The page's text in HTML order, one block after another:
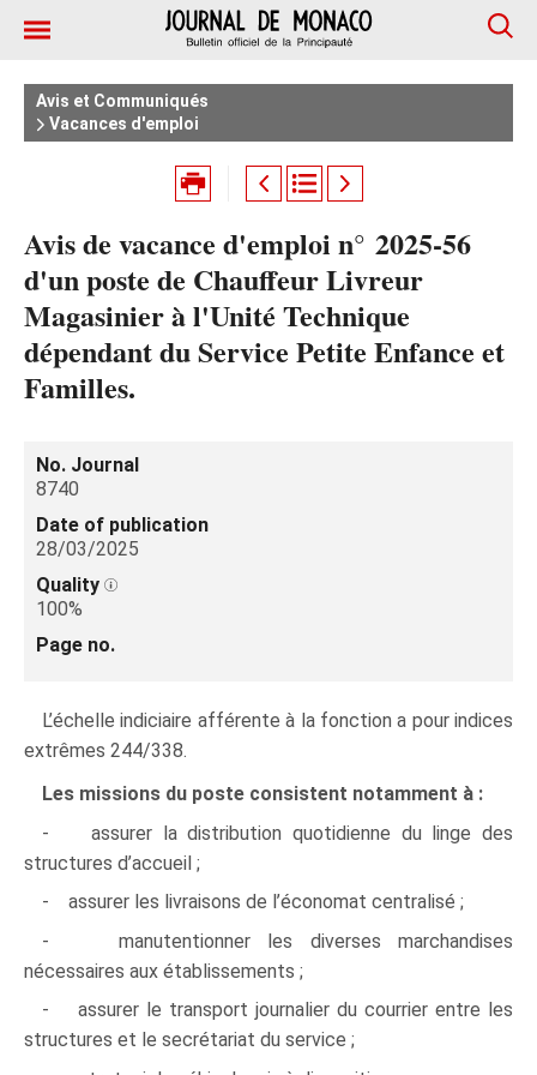
Avis et Communiqués
Vacances d'emploi
Avis de vacance d'emploi n° 2025‑56
d'un poste de Chauffeur Livreur
Magasinier à l'Unité Technique
dépendant du Service Petite Enfance et
Familles.
No. Journal
8740
Date of publication
28/03/2025
Quality
100%
Page no.
L’échelle indiciaire afférente à la fonction a pour indices
extrêmes 244/338.
Les missions du poste consistent notamment à :
- assurer la distribution quotidienne du linge des
structures d’accueil ;
- assurer les livraisons de l’économat centralisé ;
- manutentionner les diverses marchandises
nécessaires aux établissements ;
- assurer le transport journalier du courrier entre les
structures et le secrétariat du service ;